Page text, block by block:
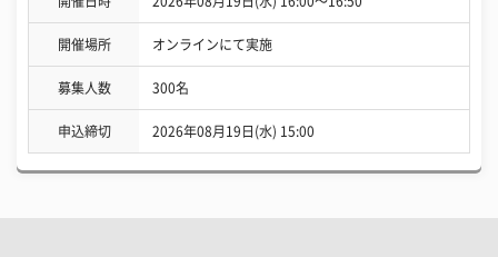
開催場所 オンラインにて実施
募集人数 300名
申込締切 2026年08月19日(水) 15:00